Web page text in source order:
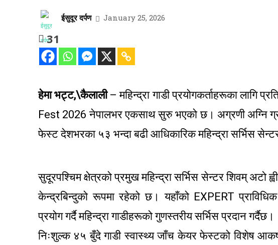
ईसुदूर दर्पण January 25, 2026
31
हेमा भट्ट,\कैलाली– महिन्द्रा गाडी प्रयोगकर्ताहरूका लागि
Fest 2026 नेपालभर एकसाथ सुरु भएको छ। अग्रणी अग्नि
फेस्ट देशभरका ५३ भन्दा बढी आधिकारिक महिन्द्रा सर्भिस
सुदूरपश्चिम क्षेत्रको प्रमुख महिन्द्रा सर्भिस सेन्टर शिवम् अटो
केन्द्रबिन्दुको रूपमा रहेको छ। यहाँको EXPERT
प्रयोग गर्दै महिन्द्रा गाडीहरूको गुणस्तरीय सर्भिस प्रदान गर्दैछ।
निःशुल्क ४५ बुँदे गाडी स्वास्थ्य जाँच केयर फेस्टको विशेष